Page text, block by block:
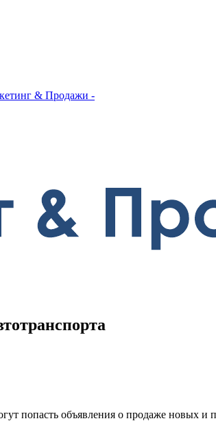
& Продажи -
попасть объявления о продаже новых